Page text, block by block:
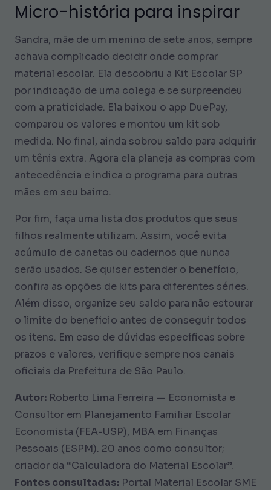
Micro-história para inspirar
Sandra, mãe de um menino de sete anos, sempre
achava complicado decidir onde comprar
material escolar. Ela descobriu a Kit Escolar SP
por indicação de uma colega e se surpreendeu
com a praticidade. Ela baixou o app DuePay,
comparou os valores e montou um kit sob
medida. No final, ainda sobrou saldo para adquirir
um tênis extra. Agora ela planeja as compras com
antecedência e indica o programa para outras
mães em seu bairro.
Por fim, faça uma lista dos produtos que seus
filhos realmente utilizam. Assim, você evita
acúmulo de canetas ou cadernos que nunca
serão usados. Se quiser estender o benefício,
confira as opções de kits para diferentes séries.
Além disso, organize seu saldo para não estourar
o limite do benefício antes de conseguir todos
os itens. Em caso de dúvidas específicas sobre
prazos e valores, verifique sempre nos canais
oficiais da Prefeitura de São Paulo.
Autor: Roberto Lima Ferreira — Economista e
Consultor em Planejamento Familiar Escolar
Economista (FEA-USP), MBA em Finanças
Pessoais (ESPM). 20 anos como consultor;
criador da “Calculadora do Material Escolar”.
Fontes consultadas: Portal Material Escolar SME